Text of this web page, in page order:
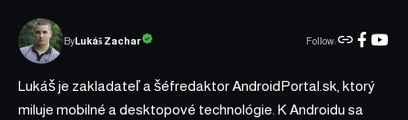
ByLukáš Zachar Follow:
Lukáš je zakladateľ a šéfredaktor AndroidPortal.sk, ktorý
miluje mobilné a desktopové technológie. K Androidu sa